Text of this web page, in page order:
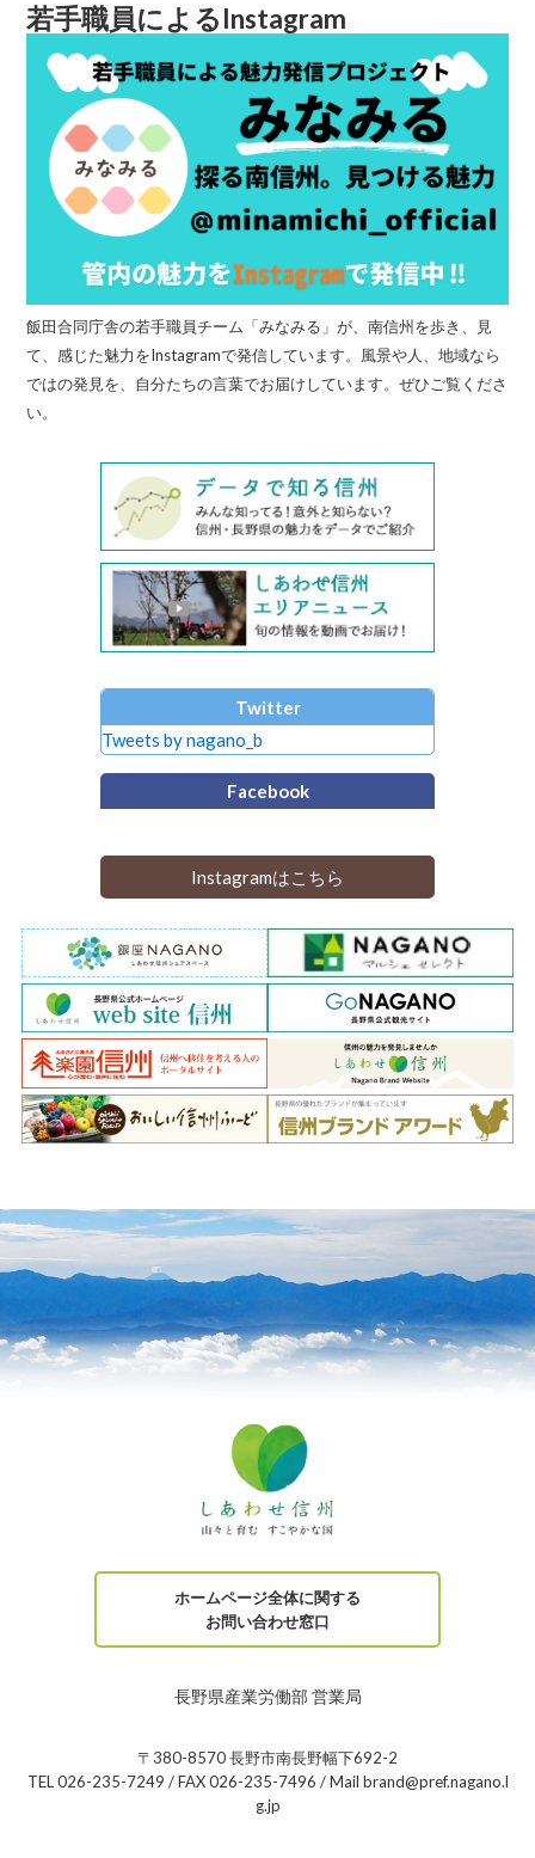
若手職員によるInstagram
飯田合同庁舎の若手職員チーム「みなみる」が、南信州を歩き、見
て、感じた魅力をInstagramで発信しています。風景や人、地域なら
ではの発見を、自分たちの言葉でお届けしています。ぜひご覧くださ
い。
Twitter
Tweets by nagano_b
Facebook
Instagramはこちら
ホームページ全体に関する
お問い合わせ窓口
長野県産業労働部 営業局
〒380-8570 長野市南長野幅下692-2
TEL 026-235-7249 / FAX 026-235-7496 / Mail brand@pref.nagano.l
g.jp